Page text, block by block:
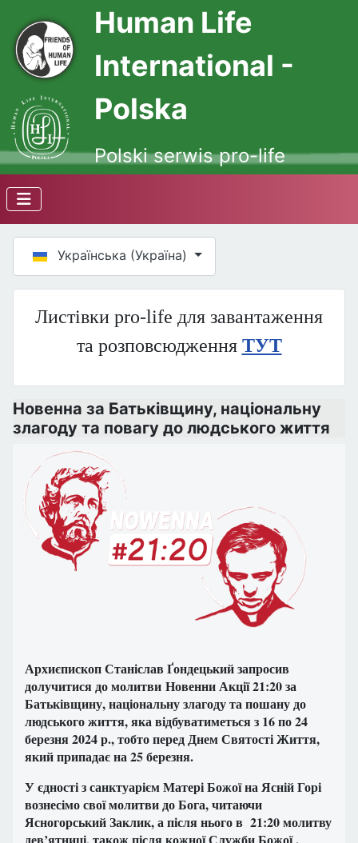
Human Life
International -
Polska
Polski serwis pro-life
Оберіть свою мову
Українська (Україна)
Листівки pro-life для завантаження
та розповсюдження ТУТ
Новенна за Батьківщину, національну
злагоду та повагу до людського життя
Архиєпископ Станіслав Ґондецький запросив
долучитися до молитви Новенни Акції 21:20 за
Батьківщину, національну злагоду та пошану до
людського життя, яка відбуватиметься з 16 по 24
березня 2024 р., тобто перед Днем Святості Життя,
який припадає на 25 березня.
У єдності з санктуарієм Матері Божої на Ясній Горі
вознесімо свої молитви до Бога, читаючи
Ясногорський Заклик, а після нього в 21:20 молитву
дев’ятниці, також після кожної Служби Божої .